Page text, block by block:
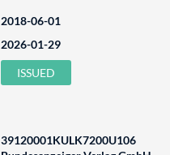
2018-06-01
2026-01-29
ISSUED
39120001KULK7200U106